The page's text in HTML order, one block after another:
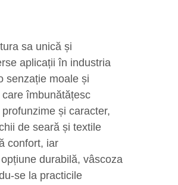
sa unică și
aplicații în industria
senzație moale și
îmbunătățesc
și caracter,
de seară și textile
confort, iar
durabilă, vâscoza
se la practicile